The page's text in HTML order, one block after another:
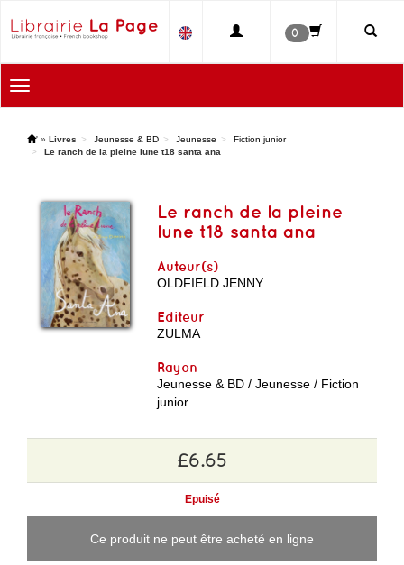
0
Toggle
navigation
' » Livres Jeunesse & BD Jeunesse
Fiction junior
Le ranch de la pleine lune t18 santa ana
Le ranch de la pleine
lune t18 santa ana
Auteur(s)
OLDFIELD JENNY
Editeur
ZULMA
Rayon
Jeunesse & BD / Jeunesse / Fiction
junior
£6.65
Epuisé
Ce produit ne peut être acheté en ligne